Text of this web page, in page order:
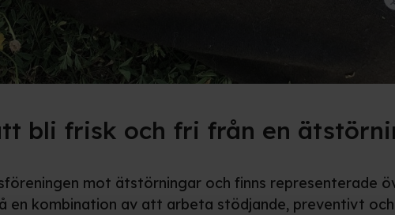
bli frisk och fri från en
mot ätstörningar och finns representerade
en kombination av att arbeta stödjande, preventivt och